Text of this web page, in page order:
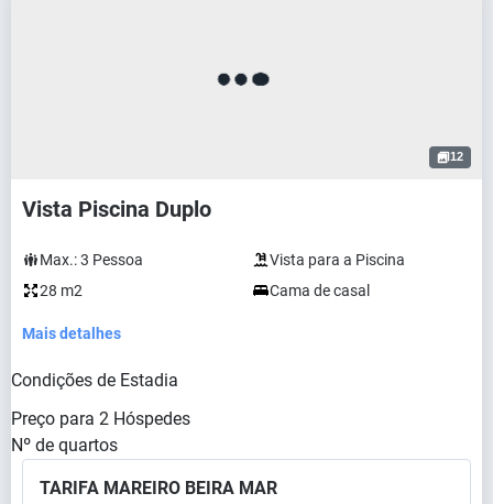
12
Vista Piscina Duplo
Max.:3 Pessoa
Vista para a Piscina
28 m2
Cama de casal
Mais detalhes
Condições de Estadia
Preço para 2 Hóspedes
Nº de quartos
TARIFA MAREIRO BEIRA MAR